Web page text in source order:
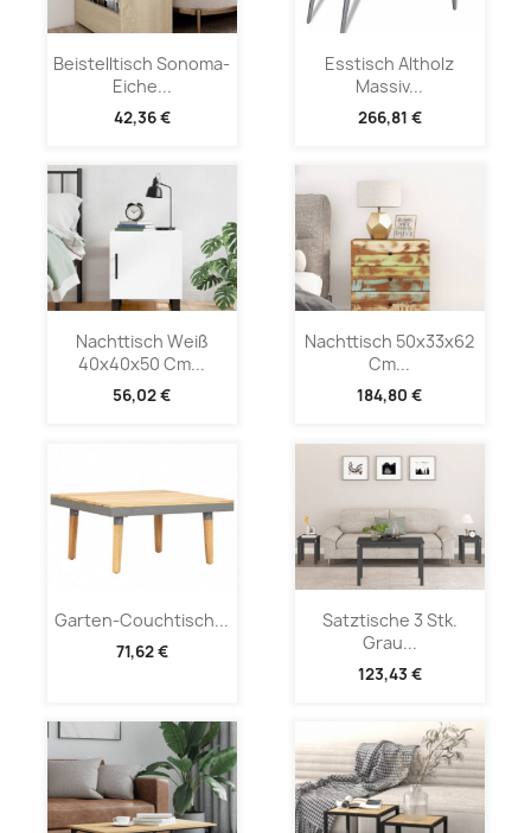
Beistelltisch Sonoma-
Eiche...
42,36 €
Esstisch Altholz
Massiv...
266,81 €
Nachttisch Weiß
40x40x50 Cm...
56,02 €
Nachttisch 50x33x62
Cm...
184,80 €
Garten-Couchtisch...
71,62 €
Satztische 3 Stk.
Grau...
123,43 €